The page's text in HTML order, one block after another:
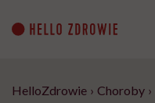
content
HelloZdrowie › Choroby ›